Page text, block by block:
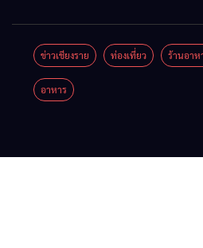
เชียงราย
เมื่อ
Coffee
Festival
ข่าวเชียงราย ท่องเที่ยว ร้านอา
อาหาร